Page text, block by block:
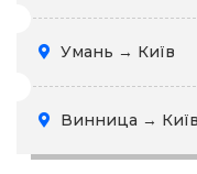
Умань → Київ
Винница → Київ